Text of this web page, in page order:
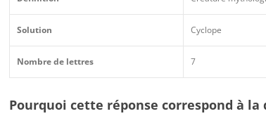
Solution Cyclope
Nombre de lettres 7
Pourquoi cette réponse correspond à la